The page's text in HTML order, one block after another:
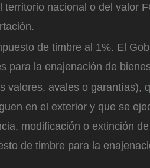
nacional o del valor
de timbre al 1%. El
para la enajenación de
valores, avales o garantías),
en el exterior y que se
modificación o extinción de
de timbre para la